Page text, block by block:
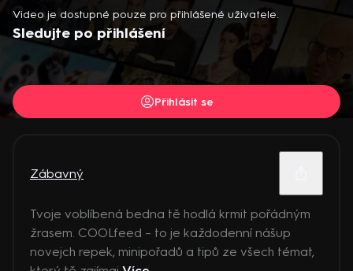
Video je dostupné pouze pro přihlášené uživatele.
Sledujte po přihlášení
Přihlásit se
Zábavný
Tvoje voblíbená bedna tě hodlá krmit pořádným
žrasem. COOLfeed – to je každodenní nášup
novejch repek, minipořadů a tipů ze všech témat,